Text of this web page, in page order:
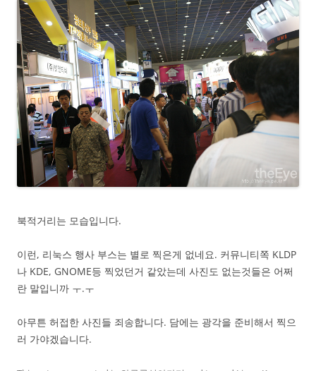
북적거리는 모습입니다.
이런, 리눅스 행사 부스는 별로 찍은게 없네요. 커뮤니티쪽 KLDP
나 KDE, GNOME등 찍었던거 같았는데 사진도 없는것들은 어쩌
란 말입니까 ㅜ.ㅜ
아무튼 허접한 사진들 죄송합니다. 담에는 광각을 준비해서 찍으
러 가야겠습니다.